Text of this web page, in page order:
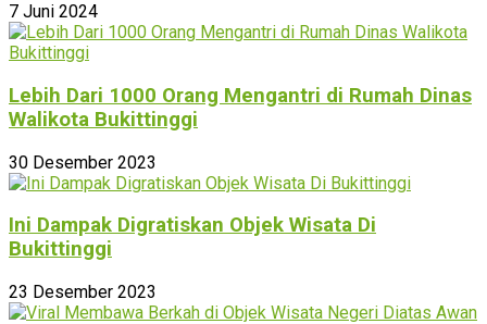
7 Juni 2024
Lebih Dari 1000 Orang Mengantri di Rumah Dinas
Walikota Bukittinggi
30 Desember 2023
Ini Dampak Digratiskan Objek Wisata Di
Bukittinggi
23 Desember 2023